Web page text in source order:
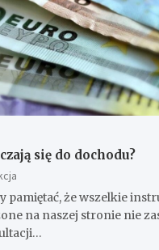
się do dochodu?
pamiętać, że wszelkie
na naszej stronie nie